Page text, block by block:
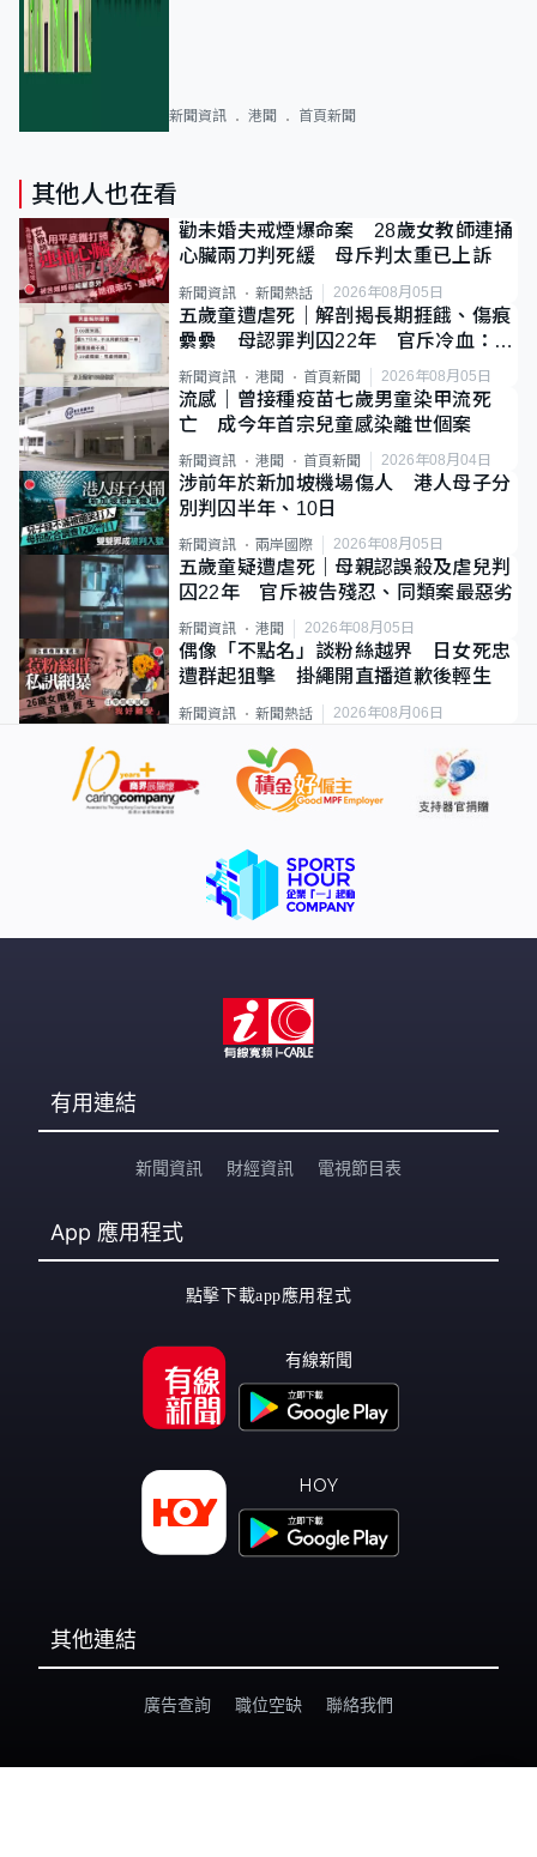
新聞資訊 港聞 首頁新聞
其他人也在看
勸未婚夫戒煙爆命案 28歲女教師連捅
心臟兩刀判死緩 母斥判太重已上訴
新聞資訊 新聞熱話 2026年08月05日
五歲童遭虐死｜解剖揭長期捱餓、傷痕
纍纍 母認罪判囚22年 官斥冷血：同
類案最惡劣
新聞資訊 港聞 首頁新聞 2026年08月05日
流感｜曾接種疫苗七歲男童染甲流死
亡 成今年首宗兒童感染離世個案
新聞資訊 港聞 首頁新聞 2026年08月04日
涉前年於新加坡機場傷人 港人母子分
別判囚半年、10日
新聞資訊 兩岸國際 2026年08月05日
五歲童疑遭虐死｜母親認誤殺及虐兒判
囚22年 官斥被告殘忍、同類案最惡劣
新聞資訊 港聞 2026年08月05日
偶像「不點名」談粉絲越界 日女死忠
遭群起狙擊 掛繩開直播道歉後輕生
新聞資訊 新聞熱話 2026年08月06日
有用連結
新聞資訊 財經資訊 電視節目表
App 應用程式
點擊下載app應用程式
有線新聞
HOY
其他連結
廣告查詢 職位空缺 聯絡我們